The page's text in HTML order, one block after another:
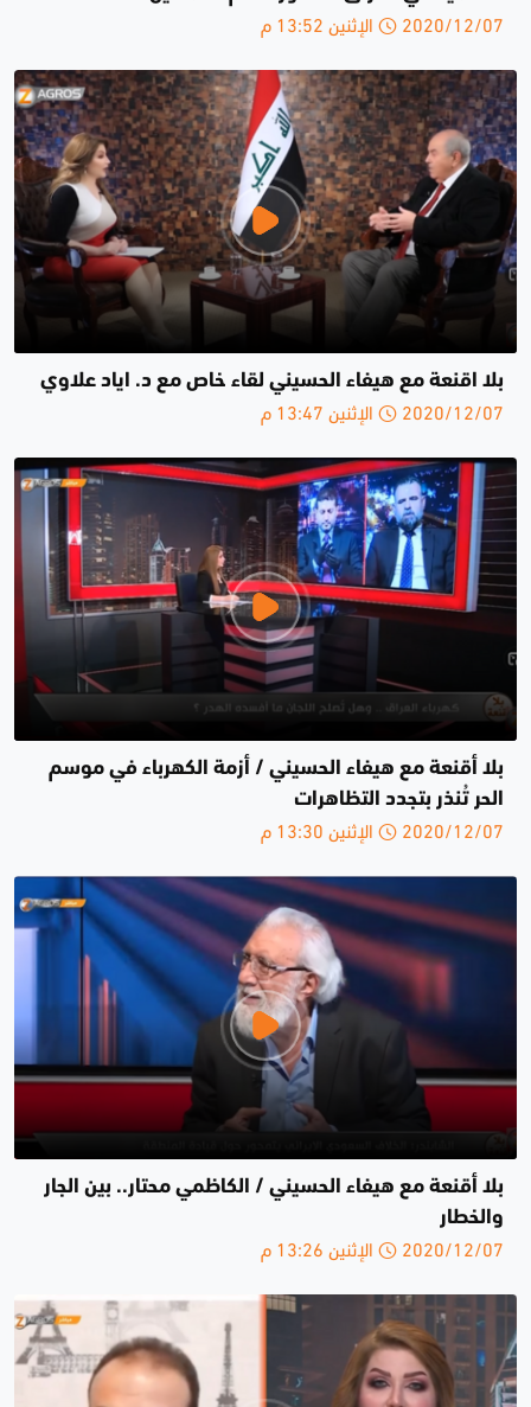
2020/12/07 الإثنين 13:52 م
بلا اقنعة مع هيفاء الحسيني لقاء خاص مع د. اياد علاوي
2020/12/07 الإثنين 13:47 م
بلا أقنعة مع هيفاء الحسيني / أزمة الكهرباء في موسم
الحر تُنذر بتجدد التظاهرات
2020/12/07 الإثنين 13:30 م
بلا أقنعة مع هيفاء الحسيني / الكاظمي محتار.. بين الجار
والخطار
2020/12/07 الإثنين 13:26 م